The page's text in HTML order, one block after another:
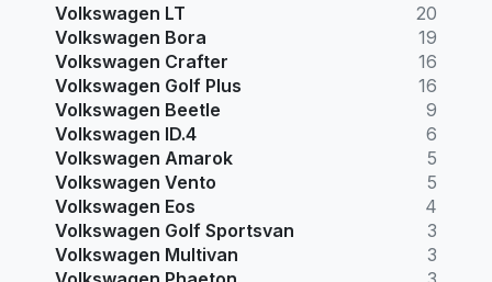
Volkswagen LT
20
Volkswagen Bora
19
Volkswagen Crafter
16
Volkswagen Golf Plus
16
Volkswagen Beetle
9
Volkswagen ID.4
6
Volkswagen Amarok
5
Volkswagen Vento
5
Volkswagen Eos
4
Volkswagen Golf Sportsvan
3
Volkswagen Multivan
3